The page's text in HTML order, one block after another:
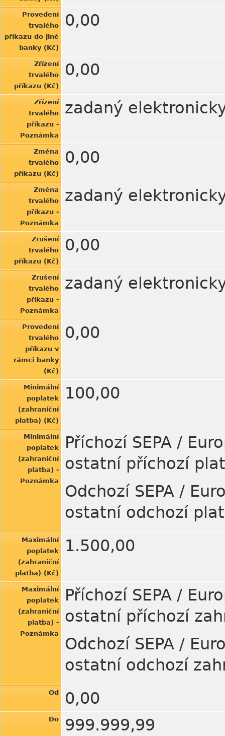
Provedení
trvalého
příkazu do jiné
banky (Kč)
0,00
Zřízení
trvalého
příkazu (Kč)
0,00
Zřízení
trvalého
příkazu -
Poznámka
zadaný
Změna
trvalého
příkazu (Kč)
0,00
Změna
trvalého
příkazu -
Poznámka
zadaný
Zrušení
trvalého
příkazu (Kč)
0,00
Zrušení
trvalého
příkazu -
Poznámka
zadaný
Provedení
trvalého
příkazu v
rámci banky
(Kč)
0,00
Minimální
poplatek
(zahraniční
platba) (Kč)
100,00
Minimální
poplatek
(zahraniční
platba) -
Poznámka
Příchozí SEPA /
ostatní příchozí
Odchozí SEPA /
ostatní odchozí
Maximální
poplatek
(zahraniční
platba) (Kč)
1.500,00
Maximální
poplatek
(zahraniční
platba) -
Poznámka
Příchozí SEPA /
ostatní příchozí
Odchozí SEPA /
ostatní odchozí
Od 0,00
Do 999.999,99